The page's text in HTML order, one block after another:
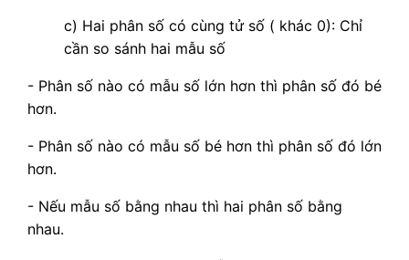
c) Hai phân số có cùng tử số ( khác 0): Chỉ
cần so sánh hai mẫu số
- Phân số nào có mẫu số lớn hơn thì phân số đó bé
hơn.
- Phân số nào có mẫu số bé hơn thì phân số đó lớn
hơn.
- Nếu mẫu số bằng nhau thì hai phân số bằng
nhau.